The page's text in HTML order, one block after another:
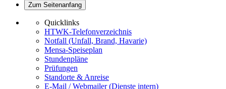
Zum Seitenanfang
Quicklinks
HTWK-Telefonverzeichnis
Notfall (Unfall, Brand, Havarie)
Mensa-Speiseplan
Stundenpläne
Prüfungen
Standorte & Anreise
E-Mail / Webmailer (Dienste intern)